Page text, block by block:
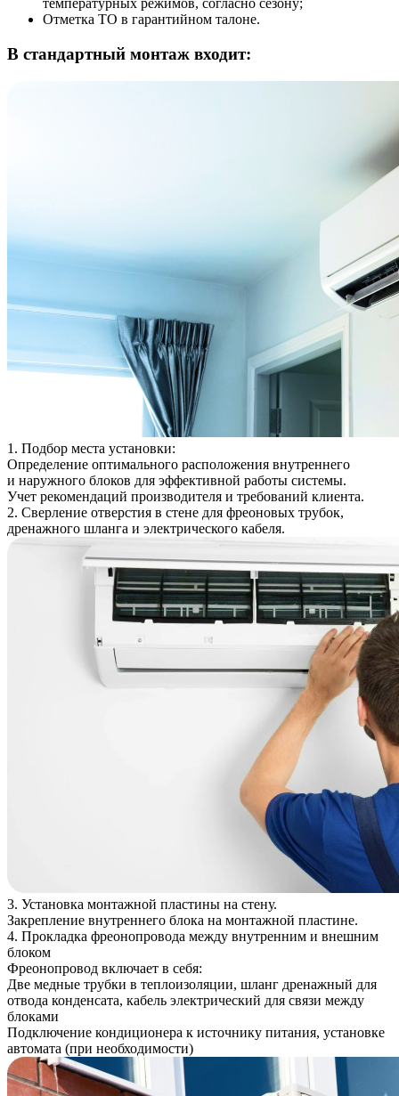
температурных режимов, согласно сезону;
Отметка ТО в гарантийном талоне.
В стандартный монтаж входит:
1. Подбор места установки:
Определение оптимального расположения внутреннего
и наружного блоков для эффективной работы системы.
Учет рекомендаций производителя и требований клиента.
2. Сверление отверстия в стене для фреоновых трубок,
дренажного шланга и электрического кабеля.
3. Установка монтажной пластины на стену.
Закрепление внутреннего блока на монтажной пластине.
4. Прокладка фреонопровода между внутренним и внешним
блоком
Фреонопровод включает в себя:
Две медные трубки в теплоизоляции, шланг дренажный для
отвода конденсата, кабель электрический для связи между
блоками
Подключение кондиционера к источнику питания, установке
автомата (при необходимости)